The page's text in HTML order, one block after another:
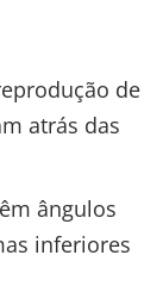
de
atrás das
ângulos
inferiores